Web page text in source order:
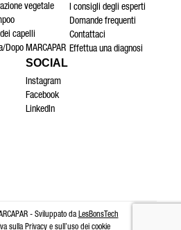
vegetale
capelli
Dopo MARCAPAR
I consigli degli esperti
Domande frequenti
Contattaci
Effettua una diagnosi
SOCIAL
Instagram
Facebook
LinkedIn
- Sviluppato da LesBonsTech
sulla Privacy e sull’uso dei cookie